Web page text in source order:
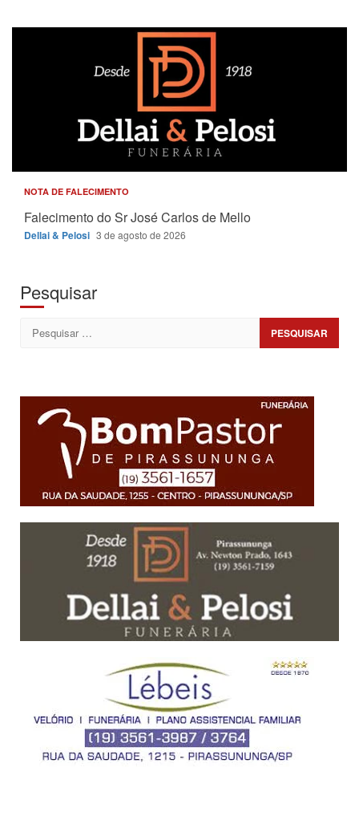
NOTA DE FALECIMENTO
Falecimento do Sr José Carlos de Mello
Dellai & Pelosi 3 de agosto de 2026
Pesquisar
Pesquisar